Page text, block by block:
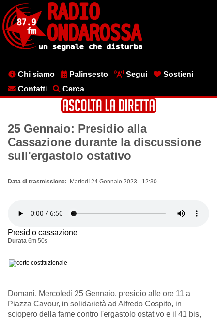
contenuto
principale
MenuChi siamo Palinsesto Segui
Sostieni
Contatti
Cerca
25 Gennaio: Presidio alla
Cassazione durante la discussione
sull'ergastolo ostativo
Data di trasmissione Martedì 24 Gennaio 2023 - 12:30
Presidio cassazione
Durata 6m 50s
Domani, Mercoledì 25 Gennaio, presidio alle ore 11 a
Piazza Cavour, in solidarietà ad Alfredo Cospito, in
sciopero della fame contro l'ergastolo ostativo e il 41 bis,